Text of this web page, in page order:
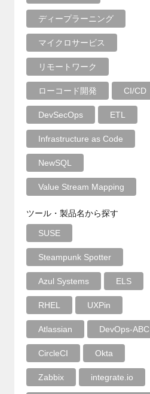
ディープラーニング
マイクロサービス
リモートワーク
ローコード開発 CI/CD
DevSecOps ETL
Infrastructure as Code
NewSQL
Value Stream Mapping
ツール・製品名から探す
SUSE
Steampunk Spotter
Azul Systems ELS
RHEL UXPin
Atlassian DevOps-ABC
CircleCI Okta
Zabbix integrate.io